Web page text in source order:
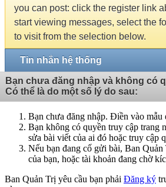
you can post: click the register link
start viewing messages, select the
to visit from the selection below.
Tin nhắn hệ thống
Bạn chưa đăng nhập và không có
Có thể là do một số lý do sau:
Bạn chưa đăng nhập. Điền vào
Bạn không có quyền truy cập trang
sửa bài viết của ai đó hoặc truy cập
Nếu bạn đang cố gửi bài, Ban
của bạn, hoặc tài khoản đang chờ
Ban Quản Trị yêu cầu bạn phải Đăng ký